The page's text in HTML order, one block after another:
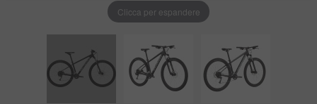
Clicca per espandere